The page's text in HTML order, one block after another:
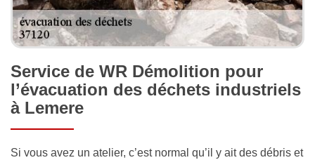
Service de WR Démolition pour
l’évacuation des déchets industriels
à Lemere
Si vous avez un atelier, c’est normal qu’il y ait des débris et